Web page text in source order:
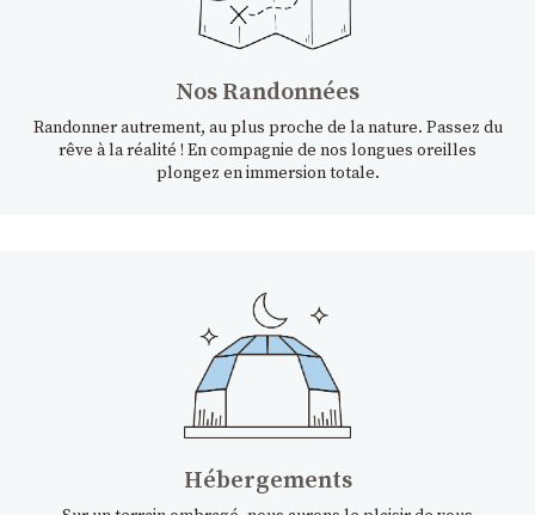
Nos Randonnées
Randonner autrement, au plus proche de la nature. Passez du
rêve à la réalité ! En compagnie de nos longues oreilles
plongez en immersion totale.
Hébergements